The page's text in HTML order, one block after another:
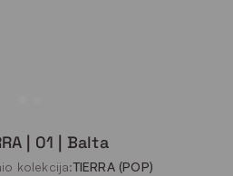
| 01 | Balta
kolekcija:TIERRA (POP)